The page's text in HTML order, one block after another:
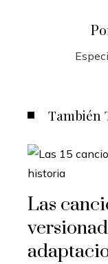
También
Las